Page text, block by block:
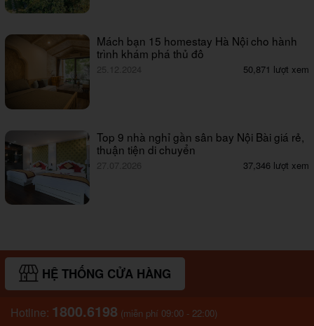
Mách bạn 15 homestay Hà Nội cho hành
trình khám phá thủ đô
25.12.2024 50,871 lượt xem
Top 9 nhà nghỉ gần sân bay Nội Bài giá rẻ,
thuận tiện di chuyển
27.07.2026 37,346 lượt xem
HỆ THỐNG CỬA HÀNG
Hotline: 1800.6198 (miễn phí 09:00 - 22:00)